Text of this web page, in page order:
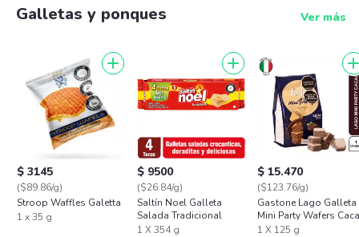
Galletas y ponques Ver más
$ 3145
($89.86/g)
Stroop Waffles Galetta
1 x 35 g
$ 9500
($26.84/g)
Saltín Noel Galleta
Salada Tradicional
1 X 354 g
$ 15.470
($123.76/g)
Gastone Lago Galleta
Mini Party Wafers
1 X 125 g